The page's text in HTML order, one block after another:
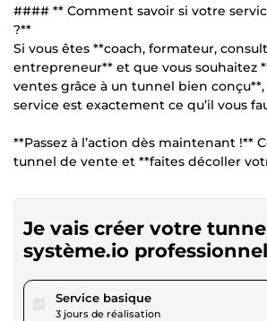
#### ** Comment savoir si votre
?**
Si vous êtes **coach, formateur,
entrepreneur** et que vous souhaitez
ventes grâce à un tunnel bien
service est exactement ce qu’il vous
**Passez à l’action dès maintenant !**
tunnel de vente et **faites décoller
Je vais créer votre
système.io professionnel
Service basiquepour 17,34 $US
3 jours de réalisation